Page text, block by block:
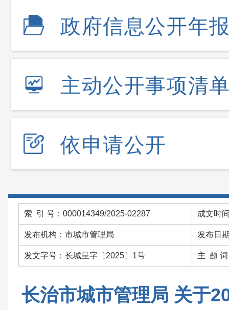
政府信息公开年
主动公开事项清
依申请公开
索 引 号：000014349/2025-02287 成文时
发布机构：市城市管理局 发布日
发文字号：长城呈字〔2025〕1号 主 题 词
长治市城市管理局 关于